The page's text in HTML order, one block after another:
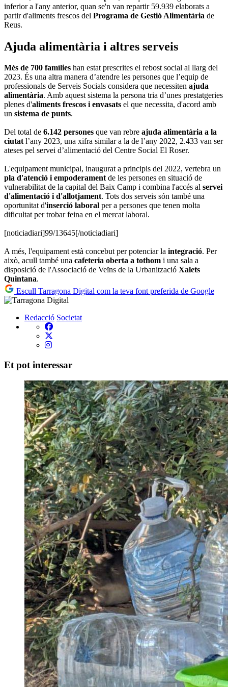
inferior a l'any anterior, quan se'n van repartir 59.939 elaborats a
partir d'aliments frescos del Programa de Gestió Alimentària de
Reus.
Ajuda alimentària i altres serveis
Més de 700 famílies han estat prescrites el rebost social al llarg del
2023. És una altra manera d’atendre les persones que l’equip de
professionals de Serveis Socials considera que necessiten ajuda
alimentària. Amb aquest sistema la persona tria d’unes prestatgeries
plenes d'aliments frescos i envasats el que necessita, d'acord amb
un sistema de punts.
Del total de 6.142 persones que van rebre ajuda alimentària a la
ciutatl’any 2023, una xifra similar a la de l’any 2022, 2.433 van ser
ateses pel servei d’alimentació del Centre Social El Roser.
L'equipament municipal, inaugurat a principis del 2022, vertebra un
pla d'atenció i empoderamentde les persones en situació de
vulnerabilitat de la capital del Baix Camp i combina l'accés al servei
d'alimentació i d'allotjament. Tots dos serveis són també una
oportunitat d'inserció laboral per a persones que tenen molta
dificultat per trobar feina en el mercat laboral.
[noticiadiari]99/13645[/noticiadiari]
A més, l'equipament està concebut per potenciar la integració. Per
això, acull també una cafeteria oberta a tothom i una sala a
disposició de l'Associació de Veïns de la Urbanització Xalets
Quintana.
Escull Tarragona Digital com la teva font preferida de Google
Redacció Societat
Et pot interessar